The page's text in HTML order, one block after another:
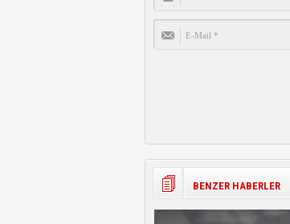
BENZER HABERLER